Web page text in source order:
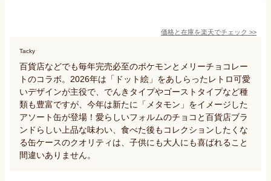
価格と在庫を楽天でチェック >>
Tacky
百貨店などでも毎年完売必至のポケモンとメリーチョコレー
トのコラボ。2026年は「ドット絵」をあしらったレトロ可愛
いデザインが主役で、でんきタイプやゴーストタイプなど種
類も豊富ですが、今年は新たに「メタモン」をイメージした
アソート缶が登場！愛らしいフォルムのチョコと百貨店ブラ
ンドらしい上品な味わい、食べた後もコレクションしたくな
る缶ケースのクオリティは、子供にも大人にも喜ばれること
間違いありません。